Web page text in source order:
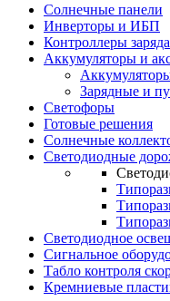
Солнечные панели
Инверторы и ИБП
Контроллеры заряда
Аккумуляторы и
Зарядные и
Светофоры
Готовые решения
Солнечные
Светодиодные
Светодиодное
Сигнальное
Табло контроля
Кремниевые